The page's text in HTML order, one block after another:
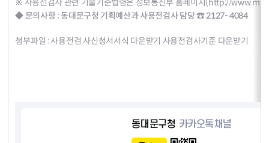
※ 사용전검사 관련 기술기준법령은 정보통신부 홈페이지(http://
◆ 문의사항 : 동대문구청 기획예산과 사용전검사 담당 ☎ 2127- 4084
첨부파일 :사용전검 사신청서서식 다운받기 사용전검사기준 다운받기
동대문구청 카카오톡채널